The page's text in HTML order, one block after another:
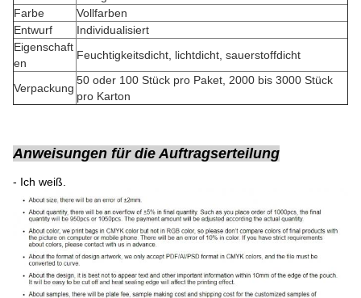
Farbe
Vollfarben
Entwurf
Individualisiert
Eigenschaft
en
Feuchtigkeitsdicht, lichtdicht, sauerstoffdicht
Verpackung
50 oder 100 Stück pro Paket, 2000 bis 3000 Stück
pro Karton
Anweisungen für die Auftragserteilung
- Ich weiß.